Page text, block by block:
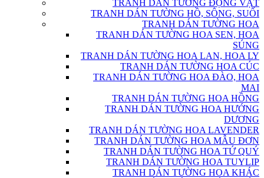
TRANH DÁN TƯỜNG ĐỘNG VẬT
TRANH DÁN TƯỜNG HỒ, SÔNG, SUỐI
TRANH DÁN TƯỜNG HOA
TRANH DÁN TƯỜNG HOA SEN, HOA
SÚNG
TRANH DÁN TƯỜNG HOA LAN, HOA LY
TRANH DÁN TƯỜNG HOA CÚC
TRANH DÁN TƯỜNG HOA ĐÀO, HOA
MAI
TRANH DÁN TƯỜNG HOA HỒNG
TRANH DÁN TƯỜNG HOA HƯỚNG
DƯƠNG
TRANH DÁN TƯỜNG HOA LAVENDER
TRANH DÁN TƯỜNG HOA MẪU ĐƠN
TRANH DÁN TƯỜNG HOA TỨ QUÝ
TRANH DÁN TƯỜNG HOA TUYLIP
TRANH DÁN TƯỜNG HOA KHÁC